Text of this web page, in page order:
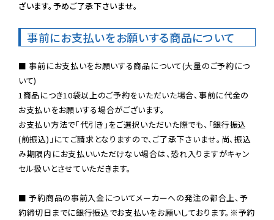
ざいます。予めご了承下さいませ。
事前にお支払いをお願いする商品について
■ 事前にお支払いをお願いする商品について(大量のご予約につ
いて)
1商品につき10袋以上のご予約をいただいた場合、事前に代金の
お支払いをお願いする場合がございます。
お支払い方法で「代引き」をご選択いただいた際でも、「銀行振込
(前振込)」にてご請求となりますので、ご了承下さいませ。尚、振込
み期限内にお支払いいただけない場合は、恐れ入りますがキャン
セル扱いとさせていただきます。
■ 予約商品の事前入金についてメーカーへの発注の都合上、予
約締切日までに銀行振込でお支払いをお願いしております。※予約